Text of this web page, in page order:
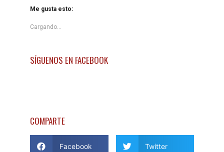
Me gusta esto:
Cargando...
SÍGUENOS EN FACEBOOK
COMPARTE
Facebook Twitter